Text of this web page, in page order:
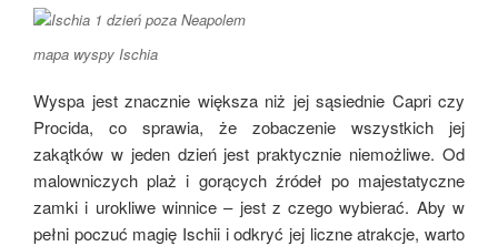
mapa wyspy Ischia
Wyspa jest znacznie większa niż jej sąsiednie Capri czy
Procida, co sprawia, że zobaczenie wszystkich jej
zakątków w jeden dzień jest praktycznie niemożliwe. Od
malowniczych plaż i gorących źródeł po majestatyczne
zamki i urokliwe winnice – jest z czego wybierać. Aby w
pełni poczuć magię Ischii i odkryć jej liczne atrakcje, warto